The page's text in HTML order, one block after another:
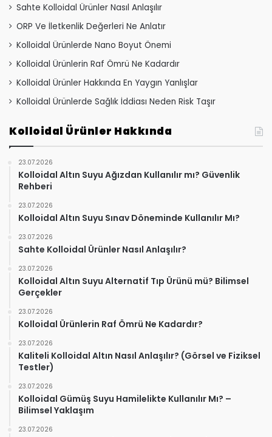
Sahte Kolloidal Ürünler Nasıl Anlaşılır
ORP Ve İletkenlik Değerleri Ne Anlatır
Kolloidal Ürünlerde Nano Boyut Önemi
Kolloidal Ürünlerin Raf Ömrü Ne Kadardır
Kolloidal Ürünler Hakkında En Yaygın Yanlışlar
Kolloidal Ürünlerde Sağlık İddiası Neden Risk Taşır
Kolloidal Ürünler Hakkında
23.07.2026
Kolloidal Altın Suyu Ağızdan Kullanılır mı? Güvenlik
Rehberi
23.07.2026
Kolloidal Altın Suyu Sınav Döneminde Kullanılır Mı?
23.07.2026
Sahte Kolloidal Ürünler Nasıl Anlaşılır?
23.07.2026
Kolloidal Altın Suyu Alternatif Tıp Ürünü mü? Bilimsel
Gerçekler
23.07.2026
Kolloidal Ürünlerin Raf Ömrü Ne Kadardır?
23.07.2026
Kaliteli Kolloidal Altın Nasıl Anlaşılır? (Görsel ve Fiziksel
Testler)
23.07.2026
Kolloidal Gümüş Suyu Hamilelikte Kullanılır Mı? –
Bilimsel Yaklaşım
23.07.2026